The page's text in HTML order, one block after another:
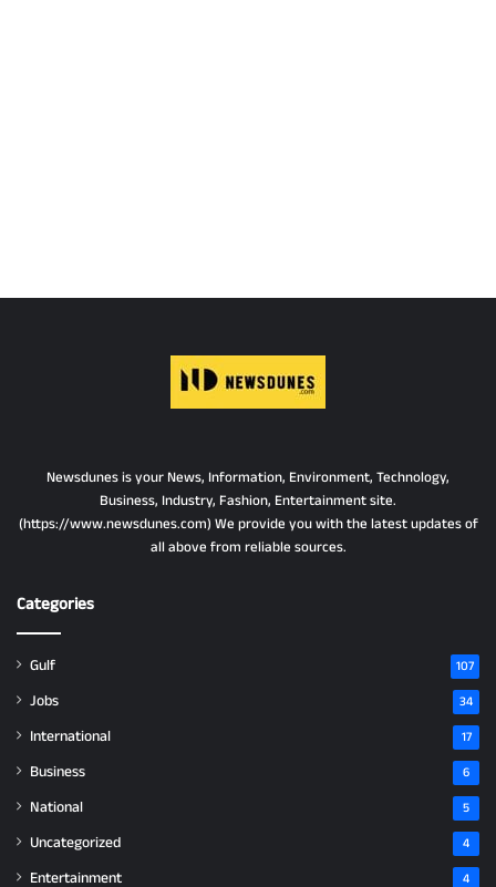
Newsdunes is your News, Information, Environment, Technology,
Business, Industry, Fashion, Entertainment site.
(https://www.newsdunes.com) We provide you with the latest updates of
all above from reliable sources.
Categories
Gulf 107
Jobs 34
International 17
Business 6
National 5
Uncategorized 4
Entertainment 4